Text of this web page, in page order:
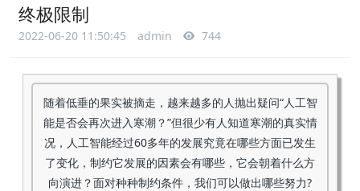
终极限制
2022-06-20 11:50:45 admin 744
随着低垂的果实被摘走，越来越多的人抛出疑问“人工智
能是否会再次进入寒潮？”但很少有人知道寒潮的真实情
况，人工智能经过60多年的发展究竟在哪些方面已发生
了变化，制约它发展的因素会有哪些，它会朝着什么方
向演进？面对种种制约条件，我们可以做出哪些努力?